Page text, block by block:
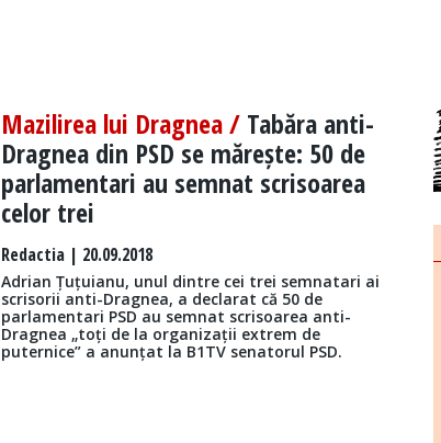
Mazilirea lui Dragnea / Tabăra anti-
Dragnea din PSD se mărește: 50 de
parlamentari au semnat scrisoarea
celor trei
Redactia| 20.09.2018
Adrian Țuțuianu, unul dintre cei trei semnatari ai
scrisorii anti-Dragnea, a declarat că 50 de
parlamentari PSD au semnat scrisoarea anti-
Dragnea „toți de la organizații extrem de
puternice” a anunțat la B1TV senatorul PSD.